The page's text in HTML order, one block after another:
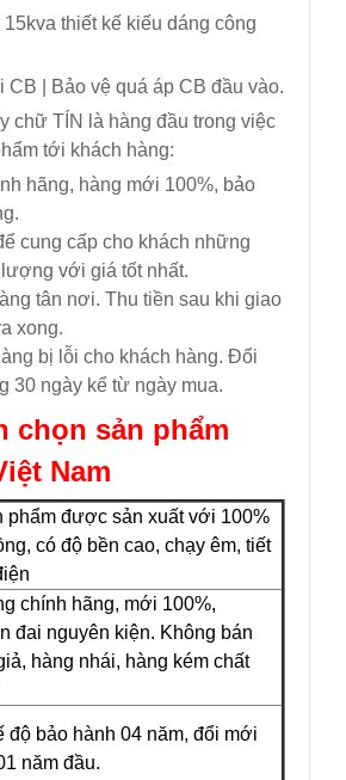
thiết kế kiếu dáng công
CB | Bảo vệ quá áp CB đầu vào.
chữ TÍN là hàng đầu trong việc
tới khách hàng:
hãng, hàng mới 100%, bảo
cung cấp cho khách những
với giá tốt nhất.
tân nơi. Thu tiền sau khi giao
xong.
bị lỗi cho khách hàng. Đổi
30 ngày kể từ ngày mua.
chọn sản phẩm
Nam
phẩm được sản xuất với 100%
có độ bền cao, chạy êm, tiết
chính hãng, mới 100%,
đai nguyên kiện. Không bán
hàng nhái, hàng kém chất
độ bảo hành 04 năm, đổi mới
năm đầu.